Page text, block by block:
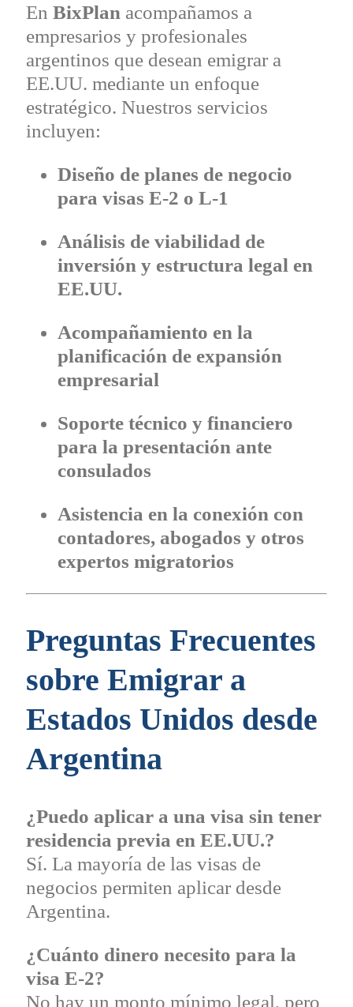
En BixPlan acompañamos a
empresarios y profesionales
argentinos que desean emigrar a
EE.UU. mediante un enfoque
estratégico. Nuestros servicios
incluyen:
Diseño de planes de negocio
para visas E-2 o L-1
Análisis de viabilidad de
inversión y estructura legal en
EE.UU.
Acompañamiento en la
planificación de expansión
empresarial
Soporte técnico y financiero
para la presentación ante
consulados
Asistencia en la conexión con
contadores, abogados y otros
expertos migratorios
Preguntas Frecuentes
sobre Emigrar a
Estados Unidos desde
Argentina
¿Puedo aplicar a una visa sin tener
residencia previa en EE.UU.?
Sí. La mayoría de las visas de
negocios permiten aplicar desde
Argentina.
¿Cuánto dinero necesito para la
visa E-2?
No hay un monto mínimo legal, pero